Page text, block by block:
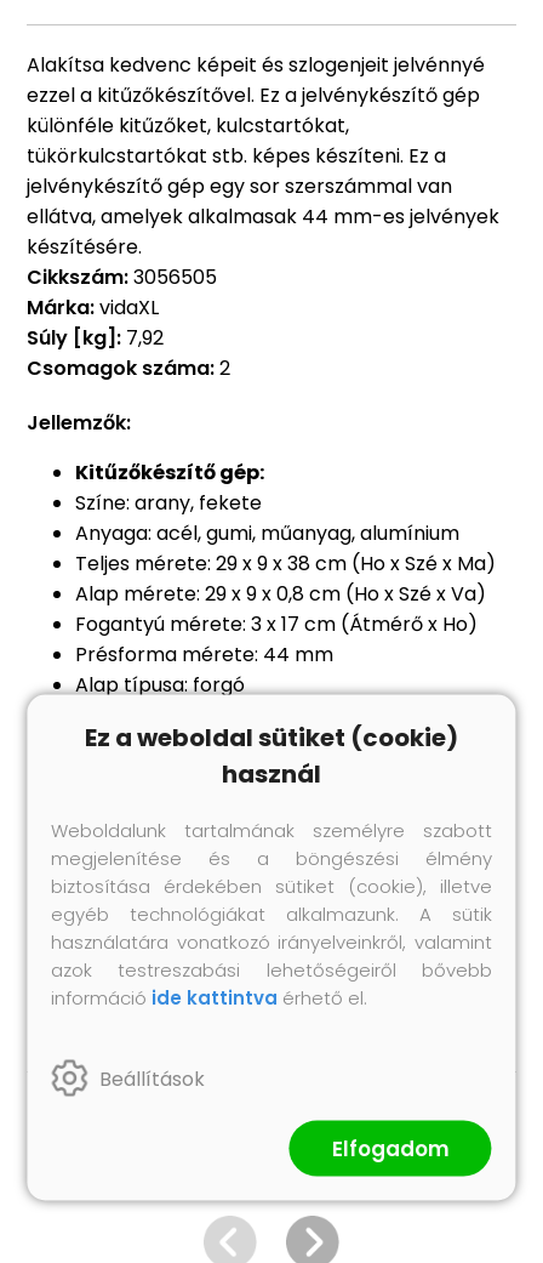
Alakítsa kedvenc képeit és szlogenjeit jelvénnyé
ezzel a kitűzőkészítővel. Ez a jelvénykészítő gép
különféle kitűzőket, kulcstartókat,
tükörkulcstartókat stb. képes készíteni. Ez a
jelvénykészítő gép egy sor szerszámmal van
ellátva, amelyek alkalmasak 44 mm-es jelvények
készítésére.
Cikkszám:3056505
Márka:vidaXL
Súly [kg]: 7,92
Csomagok száma:2
Jellemzők:
Kitűzőkészítő gép:
Színe: arany, fekete
Anyaga: acél, gumi, műanyag, alumínium
Teljes mérete: 29 x 9 x 38 cm (Ho x Szé x Ma)
Alap mérete: 29 x 9 x 0,8 cm (Ho x Szé x Va)
Fogantyú mérete: 3 x 17 cm (Átmérő x Ho)
Présforma mérete: 44 mm
Alap típusa: forgó
Könnyen felállítható és működtethető
Kitűző alkatrészek:
Mérete: 44 mm
Teljes kitűző alkatrész szett fémházzal,
milarfóliával és kitűző alappal
A csomag tartalma:
1 db kitűzőkészítő gép
500 db kitűzőszett
Hasonló termékek
Ez a weboldal sütiket (cookie)
használ
Weboldalunk tartalmának személyre szabott
megjelenítése és a böngészési élmény
biztosítása érdekében sütiket (cookie), illetve
egyéb technológiákat alkalmazunk. A sütik
használatára vonatkozó irányelveinkről, valamint
azok testreszabási lehetőségeiről bővebb
információ ide kattintva érhető el.
Beállítások
Elfogadom